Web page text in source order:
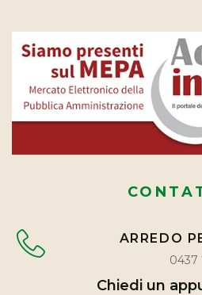
ARREDO
0437
Chiedi un